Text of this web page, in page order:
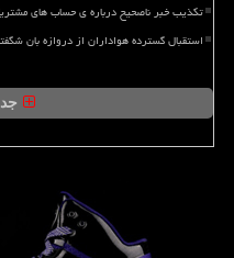
تکذیب خبر ناصحیح درباره ی حساب های
استقبال گسترده هواداران از دروازه بان